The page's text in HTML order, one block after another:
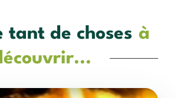
tant de choses à